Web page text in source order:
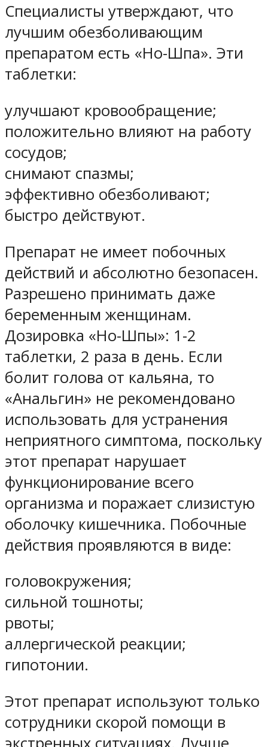
Специалисты утверждают, что
лучшим обезболивающим
препаратом есть «Но-Шпа». Эти
таблетки:
улучшают кровообращение;
положительно влияют на работу
сосудов;
снимают спазмы;
эффективно обезболивают;
быстро действуют.
Препарат не имеет побочных
действий и абсолютно безопасен.
Разрешено принимать даже
беременным женщинам.
Дозировка «Но-Шпы»: 1-2
таблетки, 2 раза в день. Если
болит голова от кальяна, то
«Анальгин» не рекомендовано
использовать для устранения
неприятного симптома, поскольку
этот препарат нарушает
функционирование всего
организма и поражает слизистую
оболочку кишечника. Побочные
действия проявляются в виде:
головокружения;
сильной тошноты;
рвоты;
аллергической реакции;
гипотонии.
Этот препарат используют только
сотрудники скорой помощи в